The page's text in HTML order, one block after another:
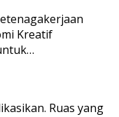
Kreatif
Ruas yang